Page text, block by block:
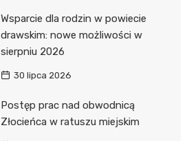
Wsparcie dla rodzin w powiecie
drawskim: nowe możliwości w
sierpniu 2026
30 lipca 2026
Postęp prac nad obwodnicą
Złocieńca w ratuszu miejskim